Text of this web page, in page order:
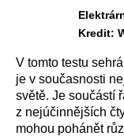
Kredit:
V tomto testu
je v současnosti
světě. Je součástí
z nejúčinnějších
mohou pohánět